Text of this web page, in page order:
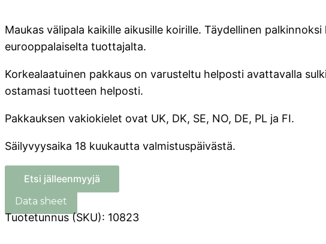
Maukas välipala kaikille aikusille koirille. Täydellinen
eurooppalaiselta tuottajalta.
Korkealaatuinen pakkaus on varusteltu helposti avattavalla
ostamasi tuotteen helposti.
Pakkauksen vakiokielet ovat UK, DK, SE, NO, DE, PL ja FI.
Säilyvyysaika 18 kuukautta valmistuspäivästä.
Etsi jälleenmyyjä
Tuotetunnus (SKU): 10823